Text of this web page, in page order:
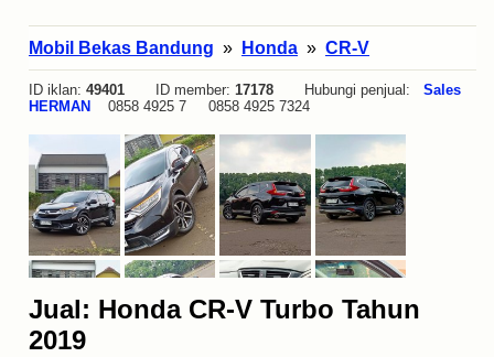
Mobil Bekas Bandung » Honda » CR-V
ID iklan: 49401 ID member: 17178 Hubungi penjual: Sales
HERMAN
0858 4925 7 0858 4925 7324
Jual: Honda CR-V Turbo Tahun
2019